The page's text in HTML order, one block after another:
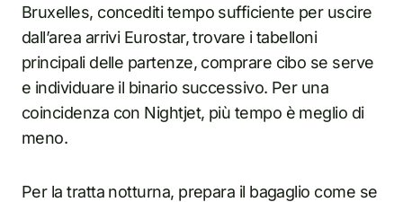
Bruxelles, concediti tempo sufficiente per uscire
dall’area arrivi Eurostar, trovare i tabelloni
principali delle partenze, comprare cibo se serve
e individuare il binario successivo. Per una
coincidenza con Nightjet, più tempo è meglio di
meno.
Per la tratta notturna, prepara il bagaglio come se